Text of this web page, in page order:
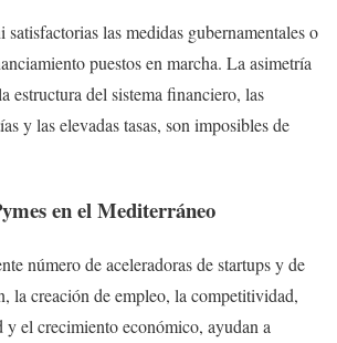
las medidas gubernamentales o
puestos en marcha. La asimetría
estructura del sistema financiero, las
y las elevadas tasas, son imposibles de
en el Mediterráneo
número de aceleradoras de startups y de
la creación de empleo, la competitividad,
el crecimiento económico, ayudan a